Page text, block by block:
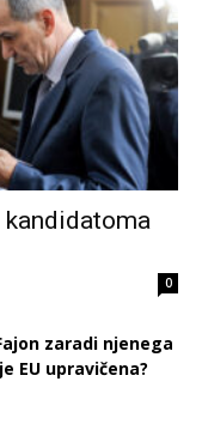
kandidatoma
0
zaradi njenega
EU upravičena?